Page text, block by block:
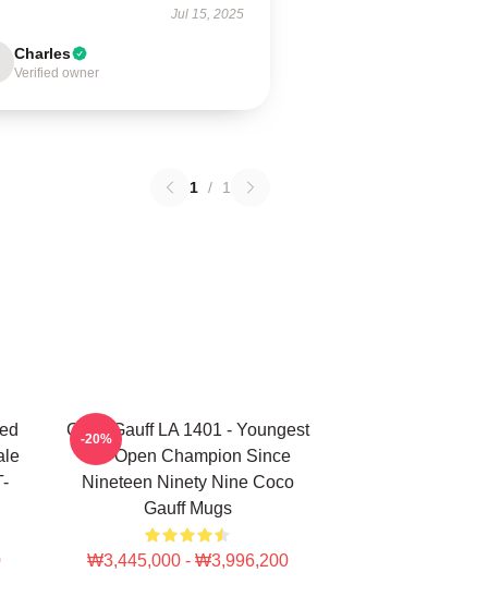
Jul 15, 2025
Charles
Verified owner
1 / 1
Coco Gauff LA 1401 - Youngest
US Open Champion Since
Nineteen Ninety Nine Coco
Gauff Mugs
₩3,445,000 - ₩3,996,200
-20%